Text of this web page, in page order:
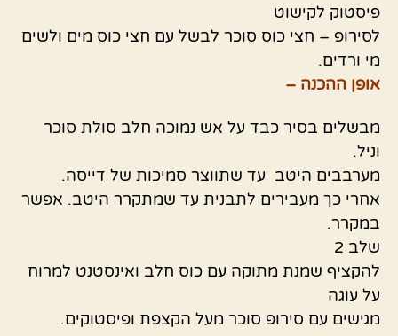
פיסטוק לקישוט
לסירופ – חצי כוס סוכר לבשל עם חצי כוס מים ולשים
מי ורדים.
אופן ההכנה –
מבשלים בסיר כבד על אש נמוכה חלב סולת סוכר
וניל.
מערבבים היטב עד שתווצר סמיכות של דייסה.
אחרי כך מעבירים לתבנית עד שמתקרר היטב. אפשר
במקרר.
שלב 2
להקציף שמנת מתוקה עם כוס חלב ואינסטנט למרוח
על עוגה
מגישים עם סירופ סוכר מעל הקצפת ופיסטוקים.